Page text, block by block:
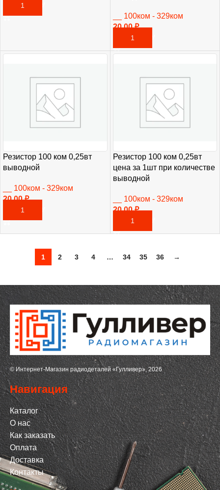
В КОРЗИНУ
__ 100ком - 329ком
20,00₽
В КОРЗИНУ
Резистор 100 ком 0,25вт
выводной
__ 100ком - 329ком
20,00₽
В КОРЗИНУ
Резистор 100 ком 0,25вт
цена за 1шт при количестве
выводной
__ 100ком - 329ком
20,00₽
В КОРЗИНУ
1 2 3 4 … 34 35 36 →
© Интернет-Магазин радиодеталей «Гулливер», 2026
Навигация
Каталог
О нас
Как заказать
Оплата
Доставка
Контакты